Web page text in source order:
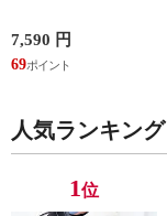
鞄 機内持ち込み 夏
スラッシャー
THRASHER r1929
7,590 円
69
人気ランキング
1位